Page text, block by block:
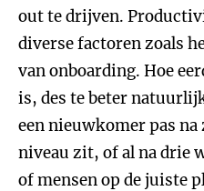
out te drijven.
diverse factoren zoals
van onboarding. Hoe
is, des te beter
een nieuwkomer pas
niveau zit, of al na drie
of mensen op de juiste